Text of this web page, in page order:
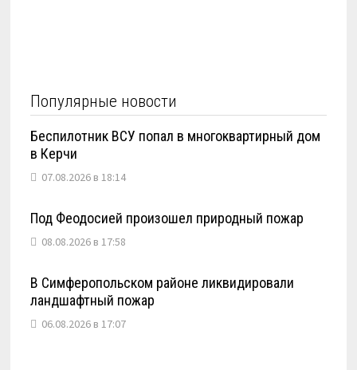
Популярные новости
Беспилотник ВСУ попал в многоквартирный дом
в Керчи
07.08.2026 в 18:14
Под Феодосией произошел природный пожар
08.08.2026 в 17:58
В Симферопольском районе ликвидировали
ландшафтный пожар
06.08.2026 в 17:07